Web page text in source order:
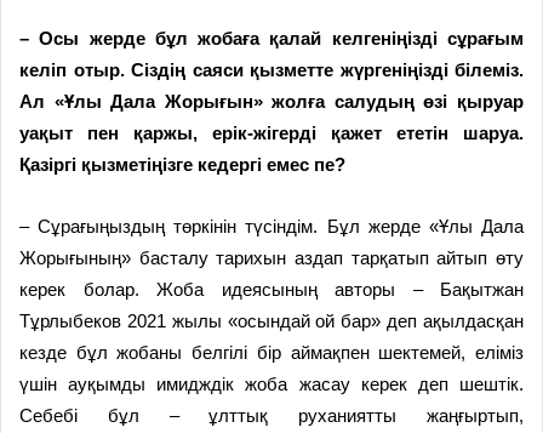
– Осы жерде бұл жобаға қалай кел­геніңізді сұрағым
келіп отыр. Сіздің саяси қызметте жүргеніңізді білеміз.
Ал «Ұлы Дала Жорығын» жол­ға салудың өзі қыруар
уақыт пен қаржы, ерік-жігерді қажет ететін шар­уа.
Қазіргі қызметіңізге кедергі емес пе?
– Сұрағыңыздың төркінін түс­ін­дім. Бұл жерде «Ұлы Дала
Жоры­ғының» басталу тарихын аздап тарқатып айтып өту
керек болар. Жоба идеясының авторы – Бақыт­жан
Тұрлыбеков 2021 жылы «осын­­дай ой бар» деп ақылдасқан
кезде бұл жобаны белгілі бір ай­мақ­пен шектемей, еліміз
үшін ауқымды имидждік жоба жасау керек деп шештік.
Себебі бұл – ұлттық руханиятты жаңғыртып,